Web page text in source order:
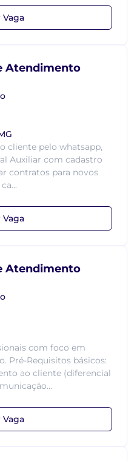
Atendimento
cliente pelo whatsapp,
Auxiliar com cadastro
contratos para novos
Atendimento
com foco em
Pré-Requisitos básicos:
ao cliente (diferencial